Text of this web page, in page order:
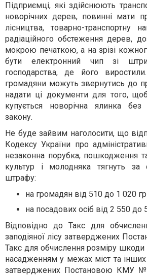
Підприємці, які здійснюють
новорічних дерев, повинні мати
лісництва, товарно-транспортну
радіаційного обстеження дерев,
мокрою печаткою, а на зрізі
бути електронний чип зі
господарства, де його
громадяни можуть звернутись до
надати ці документи для того,
купується новорічна ялинка
закону.
Не буде зайвим наголосити, що
Кодексу України про
незаконна порубка, пошкодження
культур і молодняка тягнуть за
штрафу:
на громадян від 510 до 1 020
на посадових осіб від 2 550 до
Відповідно до Такс для
заподіяної лісу затверджених
Такс для обчислення розміру шкоди
насадженням у межах міст та інших
затверджених Постановою КМУ